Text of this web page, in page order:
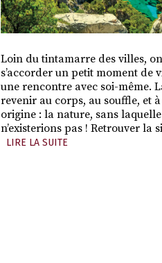
Loin du tintamarre des villes,
s’accorder un petit moment de
une rencontre avec soi-même.
revenir au corps, au souffle, et
origine : la nature, sans
n’existerions pas ! Retrouver la
LIRE LA SUITE